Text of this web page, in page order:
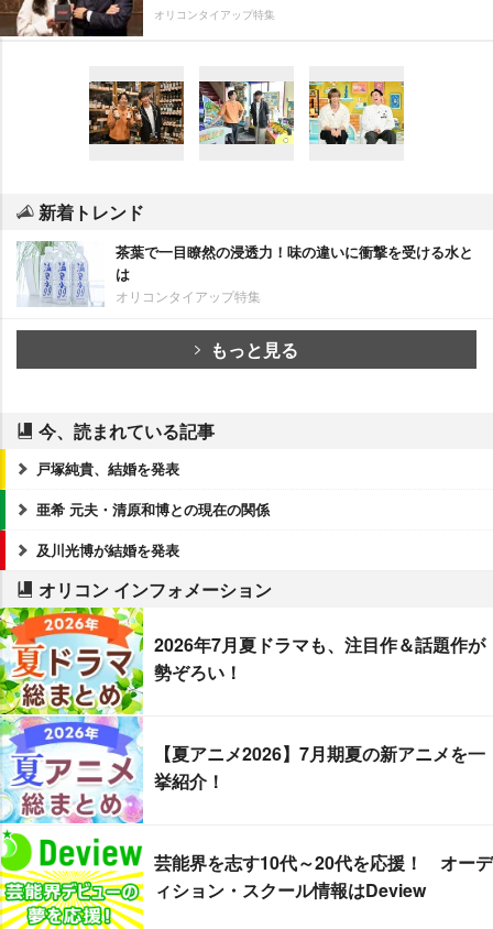
オリコンタイアップ特集
新着トレンド
茶葉で一目瞭然の浸透力！味の違いに衝撃を受ける水と
は
オリコンタイアップ特集
もっと見る
今、読まれている記事
戸塚純貴、結婚を発表
亜希 元夫・清原和博との現在の関係
及川光博が結婚を発表
オリコン インフォメーション
2026年7月夏ドラマも、注目作＆話題作が
勢ぞろい！
【夏アニメ2026】7月期夏の新アニメを一
挙紹介！
芸能界を志す10代～20代を応援！ オーデ
ィション・スクール情報はDeview